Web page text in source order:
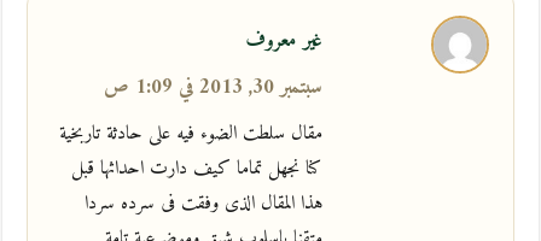
غير معروف
سبتمبر 30, 2013 في 1:09 ص
مقال سلطت الضوء فيه على حادثة تاربخية
كنا نجهل تماما كيف دارت احداثها قبل
هذا المقال الذى وفقت فى سرده سردا